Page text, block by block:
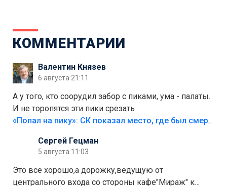
КОММЕНТАРИИ
Валентин Князев
6 августа 21:11
А у того, кто соорудил забор с пиками, ума - палаты.
И не торопятся эти пики срезать
«Попал на пику»: СК показал место, где был смертельно травмирован ребенок в Тольятти
Сергей Гецман
5 августа 11:03
Это все хорошо,а дорожку,ведущую от
центрального входа со стороны кафе"Мираж" к